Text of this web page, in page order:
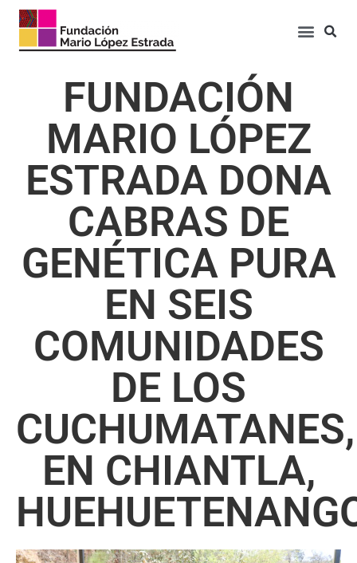
FUNDACIÓN
MARIO LÓPEZ
ESTRADA DONA
CABRAS DE
GENÉTICA PURA
EN SEIS
COMUNIDADES
DE LOS
CUCHUMATANES,
EN CHIANTLA,